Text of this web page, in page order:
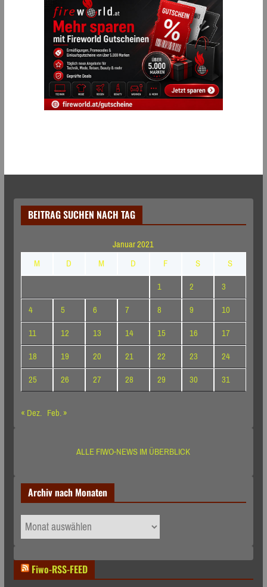
BEITRAG SUCHEN NACH TAG
Januar 2021
M
D M D F S
S
1
2
3
4
5 6 7 8 9
10
11
12 13 14 15 16
17
18
19 20 21 22 23
24
25
26 27 28 29 30
31
« Dez. Feb. »
ALLE FIWO-NEWS IM ÜBERBLICK
Archiv nach Monaten
Archiv
nach
Fiwo-RSS-FEED